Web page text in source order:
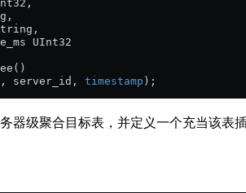
UInt32
server_id, timestamp );
器级聚合目标表，并定义一个充当该表插